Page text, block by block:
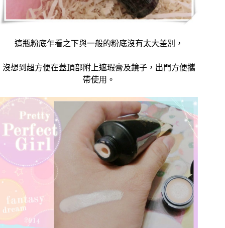
這瓶粉底乍看之下與一般的粉底沒有太大差別，
沒想到超方便在蓋頂部附上遮瑕膏及鏡子，出門方便攜
帶使用。